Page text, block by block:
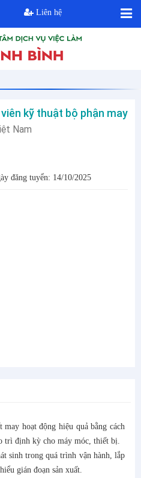
Liên hệ
kỹ thuật bộ phận may
Nam
đăng tuyển: 14/10/2025
hoạt động hiệu quả bằng cách
trì định kỳ cho máy móc, thiết bị.
sinh trong quá trình vận hành, lắp
gián đoạn sản xuất.